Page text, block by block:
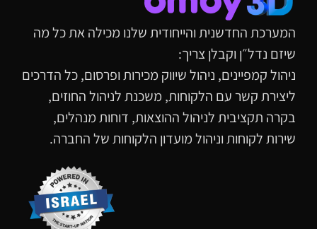
המערכת החדשנית והייחודית שלנו מכילה את כל מה
שיזם נדל״ן וקבלן צריך:
ניהול קמפיינים, ניהול שיווק מכירות ופרסום, כל הדרכים
ליצירת קשר עם הלקוחות, משכנת לניהול החוזים,
בקרה תקציבית לניהול ההוצאות, דוחות מנהלים,
שירות לקוחות וניהול מועדון הלקוחות של החברה.